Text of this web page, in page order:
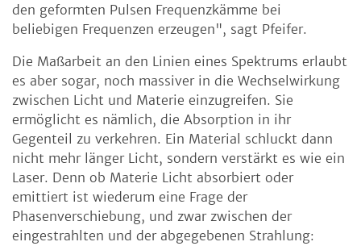
den geformten Pulsen Frequenzkämme bei
beliebigen Frequenzen erzeugen", sagt Pfeifer.
Die Maßarbeit an den Linien eines Spektrums erlaubt
es aber sogar, noch massiver in die Wechselwirkung
zwischen Licht und Materie einzugreifen. Sie
ermöglicht es nämlich, die Absorption in ihr
Gegenteil zu verkehren. Ein Material schluckt dann
nicht mehr länger Licht, sondern verstärkt es wie ein
Laser. Denn ob Materie Licht absorbiert oder
emittiert ist wiederum eine Frage der
Phasenverschiebung, und zwar zwischen der
eingestrahlten und der abgegebenen Strahlung: